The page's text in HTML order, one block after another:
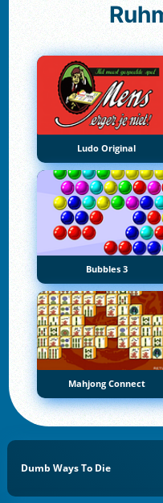
Ludo Original
Bubbles 3
Mahjong Connect
Dumb Ways To Die